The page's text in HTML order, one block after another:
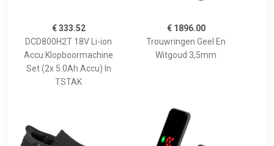
€ 333.52
DCD800H2T 18V Li-ion
Accu Klopboormachine
Set (2x 5.0Ah Accu) In
TSTAK
€ 1896.00
Trouwringen Geel En
Witgoud 3,5mm